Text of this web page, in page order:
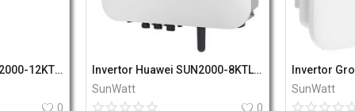
Invertor Huawei SUN2000-12KTL-M2
0
Invertor Huawei SUN2000-8KTL-M1
SunWatt
0
SunWatt